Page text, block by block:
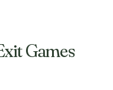
Games